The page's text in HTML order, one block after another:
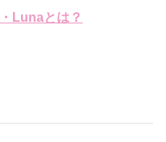
Lunaとは？